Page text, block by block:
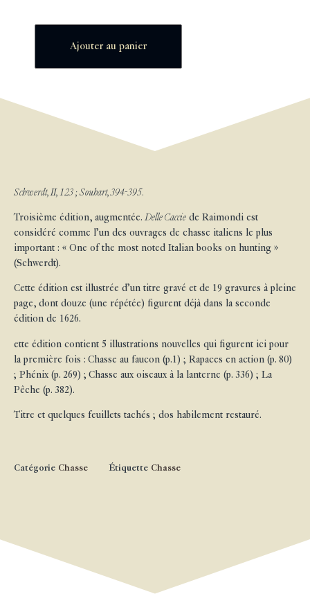
Ajouter au panier
Schwerdt, II, 123 ; Souhart, 394-395.
Troisième édition, augmentée. Delle Caccie de Raimondi est
considéré comme l’un des ouvrages de chasse italiens le plus
important : « One of the most noted Italian books on hunting »
(Schwerdt).
Cette édition est illustrée d’un titre gravé et de 19 gravures à pleine
page, dont douze (une répétée) figurent déjà dans la seconde
édition de 1626.
ette édition contient 5 illustrations nouvelles qui figurent ici pour
la première fois : Chasse au faucon (p.1) ; Rapaces en action (p. 80)
; Phénix (p. 269) ; Chasse aux oiseaux à la lanterne (p. 336) ; La
Pêche (p. 382).
Titre et quelques feuillets tachés ; dos habilement restauré.
Catégorie Chasse Étiquette Chasse